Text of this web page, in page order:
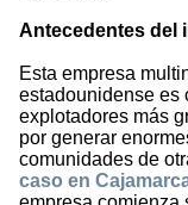
Antecedentes del
Esta empresa
estadounidense es
explotadores más
por generar
comunidades de
caso en